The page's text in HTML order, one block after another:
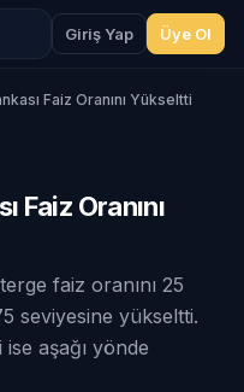
Giriş Yap Üye Ol
Faiz Oranını Yükseltti
Faiz Oranını
faiz oranını 25
seviyesine yükseltti.
aşağı yönde